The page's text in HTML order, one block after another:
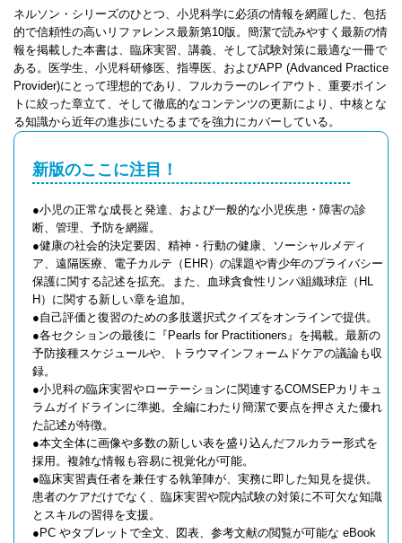
ネルソン・シリーズのひとつ、小児科学に必須の情報を網羅した、包括
的で信頼性の高いリファレンス最新第10版。簡潔で読みやすく最新の情
報を掲載した本書は、臨床実習、講義、そして試験対策に最適な一冊で
ある。医学生、小児科研修医、指導医、およびAPP (Advanced Practice
Provider)にとって理想的であり、フルカラーのレイアウト、重要ポイン
トに絞った章立て、そして徹底的なコンテンツの更新により、中核とな
る知識から近年の進歩にいたるまでを強力にカバーしている。
新版のここに注目！
●小児の正常な成長と発達、および一般的な小児疾患・障害の診
断、管理、予防を網羅。
●健康の社会的決定要因、精神・行動の健康、ソーシャルメディ
ア、遠隔医療、電子カルテ（EHR）の課題や青少年のプライバシー
保護に関する記述を拡充。また、血球貪食性リンパ組織球症（HL
H）に関する新しい章を追加。
●自己評価と復習のための多肢選択式クイズをオンラインで提供。
●各セクションの最後に『Pearls for Practitioners』を掲載。最新の
予防接種スケジュールや、トラウマインフォームドケアの議論も収
録。
●小児科の臨床実習やローテーションに関連するCOMSEPカリキュ
ラムガイドラインに準拠。全編にわたり簡潔で要点を押さえた優れ
た記述が特徴。
●本文全体に画像や多数の新しい表を盛り込んだフルカラー形式を
採用。複雑な情報も容易に視覚化が可能。
●臨床実習責任者を兼任する執筆陣が、実務に即した知見を提供。
患者のケアだけでなく、臨床実習や院内試験の対策に不可欠な知識
とスキルの習得を支援。
●PC やタブレットで全文、図表、参考文献の閲覧が可能な eBook